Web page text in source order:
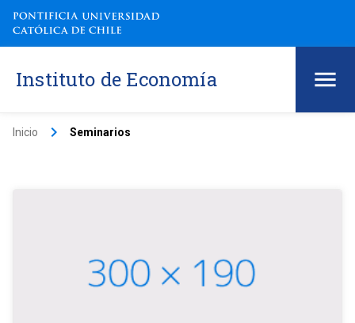
Instituto de Economía
Inicio keyboard_arrow_right Seminarios